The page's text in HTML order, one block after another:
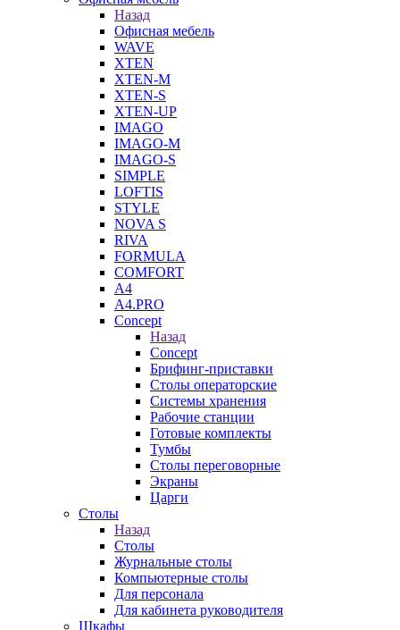
Назад
Офисная мебель
WAVE
XTEN
XTEN-M
XTEN-S
XTEN-UP
IMAGO
IMAGO-M
IMAGO-S
SIMPLE
LOFTIS
STYLE
NOVA S
RIVA
FORMULA
COMFORT
A4
A4.PRO
Concept
Назад
Concept
Брифинг-приставки
Столы операторские
Системы хранения
Рабочие станции
Готовые комплекты
Тумбы
Столы переговорные
Экраны
Царги
Столы
Назад
Столы
Журнальные столы
Компьютерные столы
Для персонала
Для кабинета руководителя
Шкафы